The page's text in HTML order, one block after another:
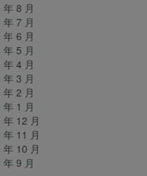
8 月
7 月
6 月
5 月
4 月
3 月
2 月
1 月
12 月
11 月
10 月
9 月